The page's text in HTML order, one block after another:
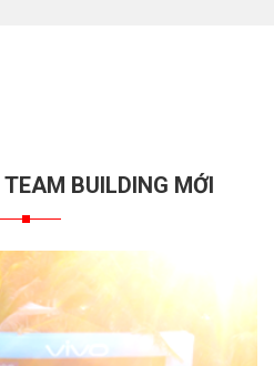
TEAM BUILDING MỚI